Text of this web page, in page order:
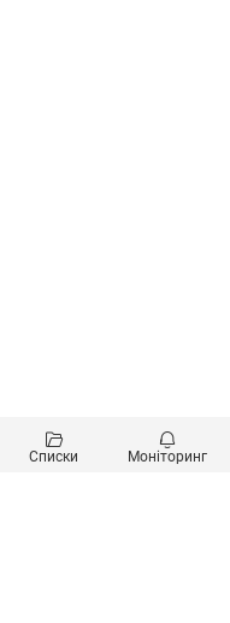
Списки Моніторинг